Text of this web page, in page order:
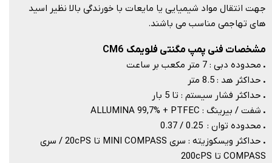
جهت انتقال مواد شیمیایی یا مایعات با خورندگی بالا نظیر اسید
های تهاجمی مناسب می باشند.​​​​​​​
مشخصات فنی پمپ مگنتی فلویمک CM6
. محدوده دبی : 7​​​​​​​​​​​​​​ متر مکعب بر ساعت
. حداکثر هد : 8.5
متر
. حداکثر فشار سیستم : تا 5 بار
. شفت / بیرینگ : ALLUMINA 99,7% + PTFEC
. محدوده توان : 0.25 / 0.37
.
حداکثر ویسکوزیته : سری MINI COMPASS تا 20cPS / سری
COMPASS تا 200cPS​​​​​​​